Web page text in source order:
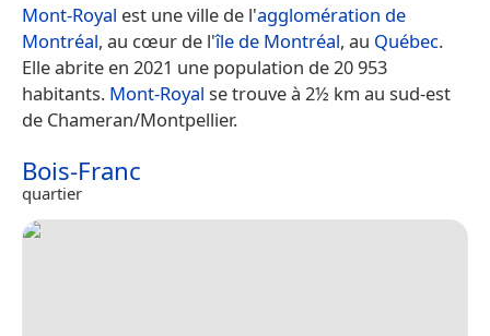
Mont-Royal est une ville de l'agglomération de
Montréal, au cœur de l'île de Montréal, au Québec.
Elle abrite en 2021 une population de 20 953
habitants. Mont-Royal se trouve à 2½ km au sud-est
de Chameran/Montpellier.
Bois-Franc
quartier